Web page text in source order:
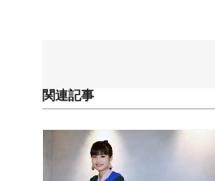
関連記事